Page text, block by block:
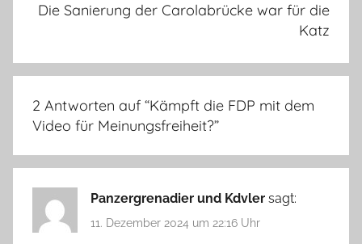
Die Sanierung der Carolabrücke war für die
Katz
2 Antworten auf “Kämpft die FDP mit dem
Video für Meinungsfreiheit?”
Panzergrenadier und Kdvler sagt:
11. Dezember 2024 um 22:16 Uhr